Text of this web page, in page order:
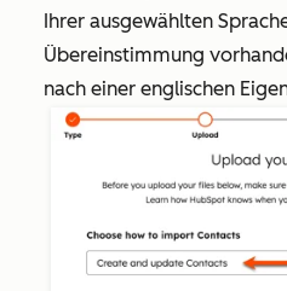
Ihrer ausgewählten
Übereinstimmung
nach einer englischen